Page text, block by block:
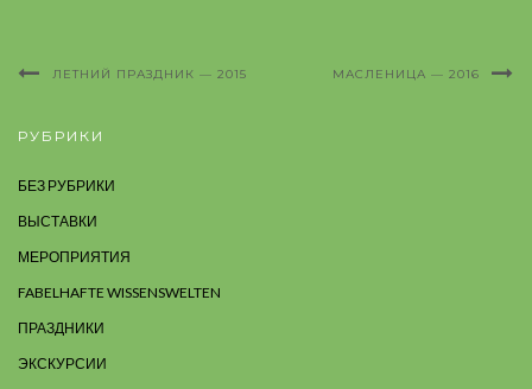
ЛЕТНИЙ ПРАЗДНИК — 2015 МАСЛЕНИЦА — 2016
РУБРИКИ
БЕЗ РУБРИКИ
ВЫСТАВКИ
МЕРОПРИЯТИЯ
FABELHAFTE WISSENSWELTEN
ПРАЗДНИКИ
ЭКСКУРСИИ